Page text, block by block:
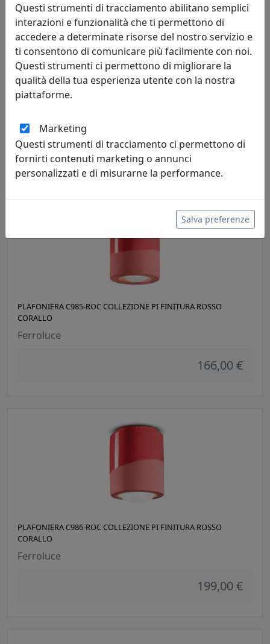
PLAFONIERA C1792-ROC COLLEZIONE PI FINITURA ROSSO
CORALLO
376,00 €
PLAFONIERA C985-ROC COLLEZIONE PI FINITURA ROSSO
CORALLO
Ferroluce
166,00 €
PLAFONIERA C986-ROC COLLEZIONE PI FINITURA ROSSO
CORALLO
Ferroluce
199,00 €
Questi strumenti di tracciamento abilitano semplici
interazioni e funzionalità che ti permettono di
accedere a determinate risorse del nostro servizio e
ti consentono di comunicare più facilmente con noi.
Questi strumenti ci permettono di migliorare la
qualità della tua esperienza utente con la nostra
piattaforme.
Marketing
Questi strumenti di tracciamento ci permettono di
fornirti contenuti marketing o annunci
personalizzati e di misurarne la performance.
Salva preferenze